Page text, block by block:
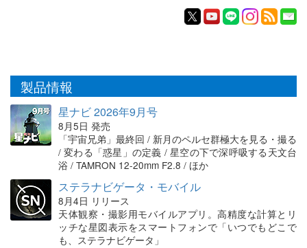
製品情報
星ナビ 2026年9月号
8月5日 発売
「宇宙兄弟」最終回 / 新月のペルセ群極大を見る・撮る
/ 変わる「惑星」の定義 / 星空の下で深呼吸する天文台
浴 / TAMRON 12-20mm F2.8 / ほか
ステラナビゲータ・モバイル
8月4日 リリース
天体観察・撮影用モバイルアプリ。高精度な計算とリ
ッチな星図表示をスマートフォンで「いつでもどこで
も、ステラナビゲータ」